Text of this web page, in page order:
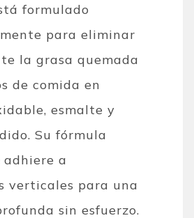
formulado
para eliminar
la grasa quemada
de comida en
esmalte y
Su fórmula
adhiere a
verticales para una
sin esfuerzo.